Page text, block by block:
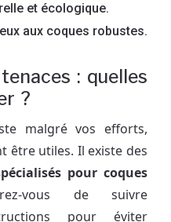
et écologique.
aux coques robustes.
: quelles
?
malgré vos efforts,
être utiles. Il existe des
pour coques
vous de suivre
pour éviter